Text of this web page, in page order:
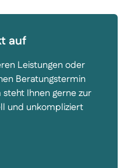
auf
Leistungen oder
Beratungstermin
Ihnen gerne zur
und unkompliziert